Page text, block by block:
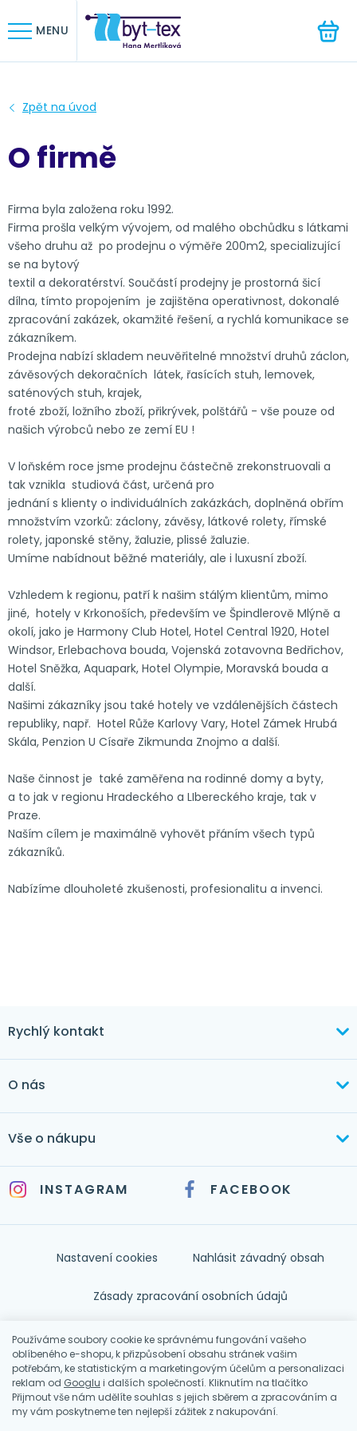
MENU
O firmě
Firma byla založena roku 1992.
Firma prošla velkým vývojem, od malého obchůdku s látkami
všeho druhu až po prodejnu o výměře 200m2, specializující
se na bytový
textil a dekoratérství. Součástí prodejny je prostorná šicí
dílna, tímto propojením je zajištěna operativnost, dokonalé
zpracování zakázek, okamžité řešení, a rychlá komunikace se
zákazníkem.
Prodejna nabízí skladem neuvěřitelné množství druhů záclon,
závěsových dekoračních látek, řasících stuh, lemovek,
saténových stuh, krajek,
froté zboží, ložního zboží, přikrývek, polštářů - vše pouze od
našich výrobců nebo ze zemí EU !
V loňském roce jsme prodejnu částečně zrekonstruovali a
tak vznikla studiová část, určená pro
jednání s klienty o individuálních zakázkách, doplněná obřím
množstvím vzorků: záclony, závěsy, látkové rolety, římské
rolety, japonské stěny, žaluzie, plissé žaluzie.
Umíme nabídnout běžné materiály, ale i luxusní zboží.
Vzhledem k regionu, patří k našim stálým klientům, mimo
jiné, hotely v Krkonoších, především ve Špindlerově Mlýně a
okolí, jako je Harmony Club Hotel, Hotel Central 1920, Hotel
Windsor, Erlebachova bouda, Vojenská zotavovna Bedřichov,
Hotel Sněžka, Aquapark, Hotel Olympie, Moravská bouda a
další.
Našimi zákazníky jsou také hotely ve vzdálenějších částech
republiky, např. Hotel Růže Karlovy Vary, Hotel Zámek Hrubá
Skála, Penzion U Císaře Zikmunda Znojmo a další.
Naše činnost je také zaměřena na rodinné domy a byty,
a to jak v regionu Hradeckého a LIbereckého kraje, tak v
Praze.
Naším cílem je maximálně vyhovět přáním všech typů
zákazníků.
Nabízíme dlouholeté zkušenosti, profesionalitu a invenci.
Rychlý kontakt
info@byt-tex.cz
O nás
Služby
Vše o nákupu
INSTAGRAM FACEBOOK
© 2026 BYT-TEX - Hana Mertlíková
Nastavení cookies Nahlásit závadný obsah
Zásady zpracování osobních údajů
Souhlas se zpracováním osobních údajů
Obchodní podmínky
Používáme soubory cookie ke správnému fungování vašeho
oblíbeného e-shopu, k přizpůsobení obsahu stránek vašim
potřebám, ke statistickým a marketingovým účelům a personalizaci
reklam od Googlu i dalších společností. Kliknutím na tlačítko
Přijmout vše nám udělíte souhlas s jejich sběrem a zpracováním a
my vám poskytneme ten nejlepší zážitek z nakupování.